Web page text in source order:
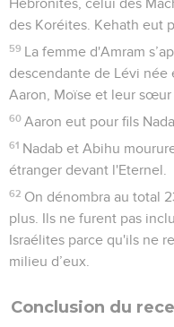
Hébronites, celui des
des Koréites. Kehath eut
59 La femme d'Amram
descendante de Lévi née
Aaron, Moïse et leur sœur
60 Aaron eut pour fils
61 Nadab et Abihu
étranger devant l'Eternel.
62 On dénombra au total
plus. Ils ne furent pas
Israélites parce qu'ils ne
milieu d’eux.
Conclusion du